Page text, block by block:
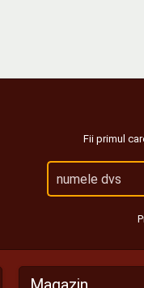
Fii primul